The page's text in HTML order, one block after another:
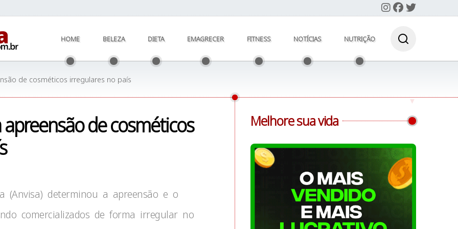
HOME BELEZA DIETA EMAGRECER FITNESS NOTÍCIAS NUTRIÇÃO
de cosméticos irregulares no país
de cosméticos
(Anvisa) determinou a apreensão e o
comercializados de forma irregular no
Melhore sua vida